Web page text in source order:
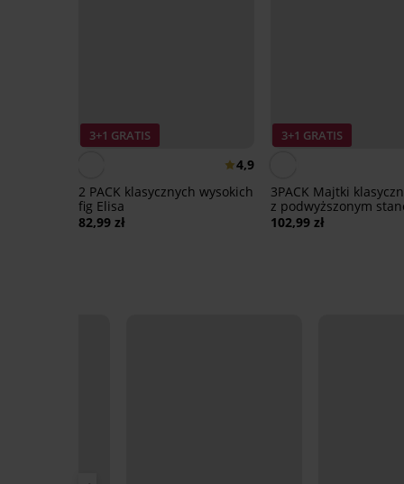
3+1 GRATIS
4,9
2 PACK klasycznych wysokich
fig Elisa
82,99 zł
3+1 GRATIS
3PACK Majtki
z podwyższonym
bawełniane
102,99 zł